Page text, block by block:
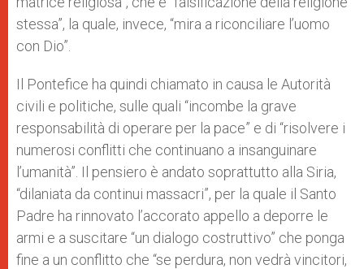
stessa”, la quale, invece, “mira a riconciliare l’uomo
con Dio”.
Il Pontefice ha quindi chiamato in causa le Autorità
civili e politiche, sulle quali “incombe la grave
responsabilità di operare per la pace” e di “risolvere i
numerosi conflitti che continuano a insanguinare
l’umanità”. Il pensiero è andato soprattutto alla Siria,
“dilaniata da continui massacri”, per la quale il Santo
Padre ha rinnovato l’accorato appello a deporre le
armi e a suscitare “un dialogo costruttivo” che ponga
fine a un conflitto che “se perdura, non vedrà vincitori,